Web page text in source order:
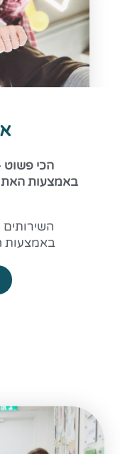
הכי פשוט
באמצעות
השירותים
באמצעות